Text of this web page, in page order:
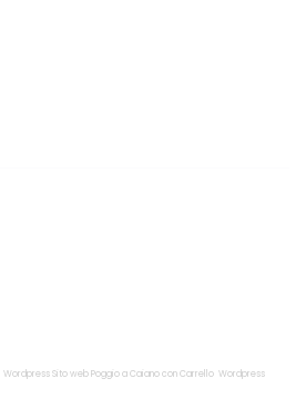
Wordpress Sito web Poggio a Caiano con Carrello Wordpress